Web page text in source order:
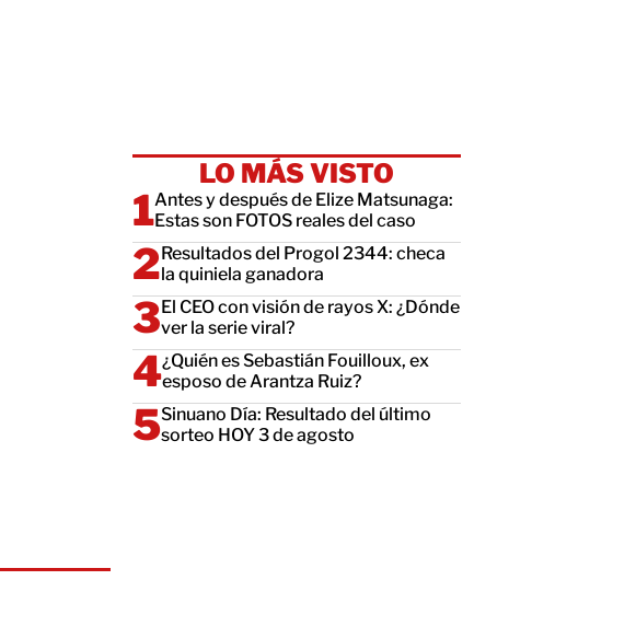
LO MÁS VISTO
Antes y después de Elize Matsunaga:
Estas son FOTOS reales del caso
Resultados del Progol 2344: checa
la quiniela ganadora
El CEO con visión de rayos X: ¿Dónde
ver la serie viral?
¿Quién es Sebastián Fouilloux, ex
esposo de Arantza Ruiz?
Sinuano Día: Resultado del último
sorteo HOY 3 de agosto